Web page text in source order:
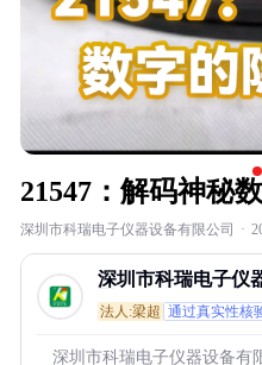
21547：解码神秘
深圳市科瑞电子仪器设备有限公司 ·
深圳市科瑞电子仪
司
法人:梁超 通过真实性核
深圳市科瑞电子仪器设备有